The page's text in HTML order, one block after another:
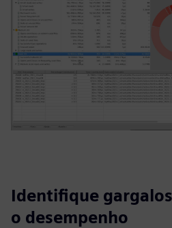
Identifique
o desempenho